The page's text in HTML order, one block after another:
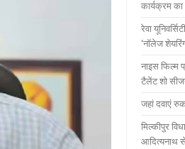
कार्यक्रम
रेवा
‘नॉलेज
नाइस फिल्म
टैलेंट शो
जहां दवाएं
मिल्कीपुर
आदित्यनाथ